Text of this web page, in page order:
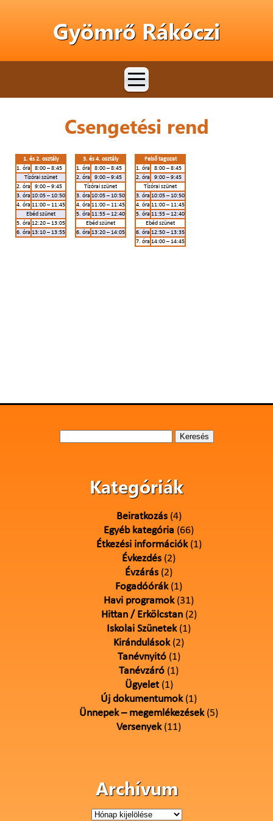
Gyömrő Rákóczi
Csengetési rend
1. és 2. osztály
1. óra
8:00 – 8:45
Tízórai szünet
2. óra
9:00 – 9:45
3. óra 10:05 – 10:50
4. óra 11:00 – 11:45
Ebéd szünet
5. óra 12:20 – 13:05
6. óra 13:10 – 13:55
3. és 4. osztály
1. óra
8:00 – 8:45
2. óra
9:00 – 9:45
Tízórai szünet
3. óra 10:05 – 10:50
4. óra 11:00 – 11:45
5. óra 11:55 – 12:40
Ebéd szünet
6. óra 13:20 – 14:05
Felső tagozat
1. óra
8:00 – 8:45
2. óra
9:00 – 9:45
Tízórai szünet
3. óra 10:05 – 10:50
4. óra 11:00 – 11:45
5. óra 11:55 – 12:40
Ebéd szünet
6. óra 12:50 – 13:35
7. óra 14:00 – 14:45
Kategóriák
Beiratkozás(4)
Egyéb kategória (66)
Étkezési információk(1)
Évkezdés (2)
Évzárás (2)
Fogadóórák(1)
Havi programok(31)
Hittan / Erkölcstan(2)
Iskolai Szünetek(1)
Kirándulások(2)
Tanévnyitó(1)
Tanévzáró (1)
Ügyelet(1)
Új dokumentumok(1)
Ünnepek – megemlékezések(5)
Versenyek(11)
Archívum
Archívum